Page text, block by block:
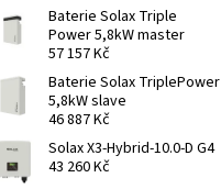
Baterie Solax Triple
Power 5,8kW master
57 157 Kč
Baterie Solax TriplePower
5,8kW slave
46 887 Kč
Solax X3-Hybrid-10.0-D G4
43 260 Kč